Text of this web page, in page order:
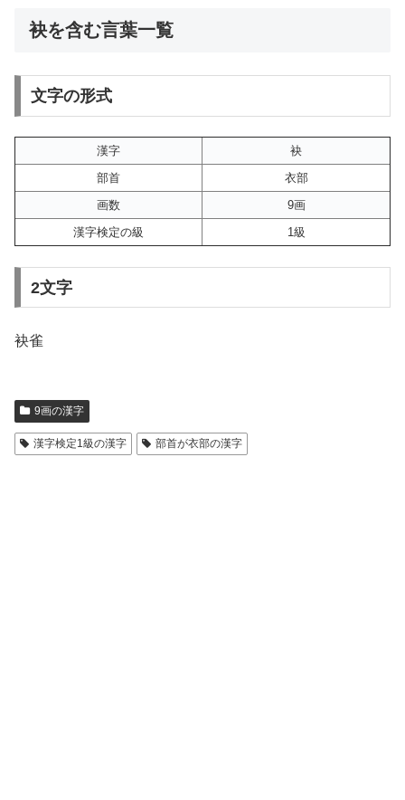
袂を含む言葉一覧
文字の形式
漢字
袂
部首
衣部
画数
9画
漢字検定の級
1級
2文字
袂雀
9画の漢字
漢字検定1級の漢字 部首が衣部の漢字